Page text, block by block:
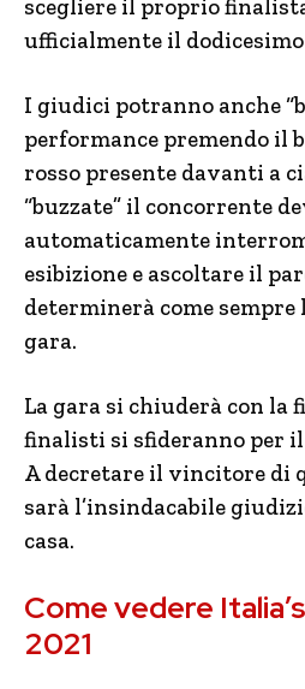
scegliere il proprio
ufficialmente il
I giudici potranno anche
performance premendo il
rosso presente davanti a
“buzzate” il concorrente
automaticamente
esibizione e ascoltare il
determinerà come sempre
gara.
La gara si chiuderà con la
finalisti si sfideranno per
A decretare il vincitore di
sarà l’insindacabile
casa.
Come vedere
2021